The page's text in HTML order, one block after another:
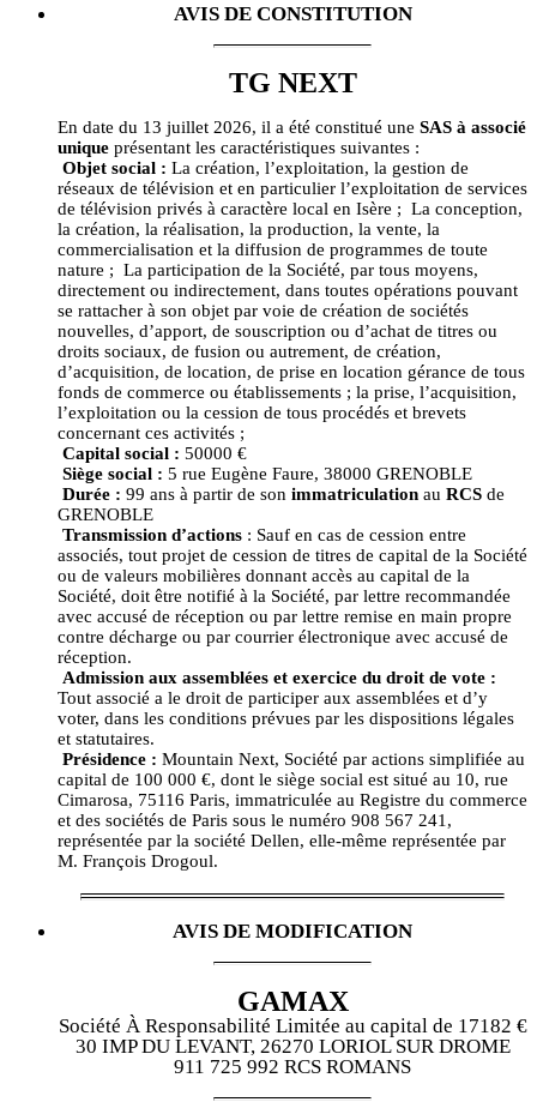
AVIS DE CONSTITUTION
TG NEXT
En date du 13 juillet 2026, il a été constitué une SAS à associé
unique présentant les caractéristiques suivantes :
Objet social : La création, l’exploitation, la gestion de
réseaux de télévision et en particulier l’exploitation de services
de télévision privés à caractère local en Isère ; La conception,
la création, la réalisation, la production, la vente, la
commercialisation et la diffusion de programmes de toute
nature ; La participation de la Société, par tous moyens,
directement ou indirectement, dans toutes opérations pouvant
se rattacher à son objet par voie de création de sociétés
nouvelles, d’apport, de souscription ou d’achat de titres ou
droits sociaux, de fusion ou autrement, de création,
d’acquisition, de location, de prise en location gérance de tous
fonds de commerce ou établissements ; la prise, l’acquisition,
l’exploitation ou la cession de tous procédés et brevets
concernant ces activités ;
Capital social : 50000 €
Siège social : 5 rue Eugène Faure, 38000 GRENOBLE
Durée : 99 ans à partir de son immatriculation au RCS de
GRENOBLE
Transmission d’actions : Sauf en cas de cession entre
associés, tout projet de cession de titres de capital de la Société
ou de valeurs mobilières donnant accès au capital de la
Société, doit être notifié à la Société, par lettre recommandée
avec accusé de réception ou par lettre remise en main propre
contre décharge ou par courrier électronique avec accusé de
réception.
Admission aux assemblées et exercice du droit de vote :
Tout associé a le droit de participer aux assemblées et d’y
voter, dans les conditions prévues par les dispositions légales
et statutaires.
Présidence : Mountain Next, Société par actions simplifiée au
capital de 100 000 €, dont le siège social est situé au 10, rue
Cimarosa, 75116 Paris, immatriculée au Registre du commerce
et des sociétés de Paris sous le numéro 908 567 241,
représentée par la société Dellen, elle-même représentée par
M. François Drogoul.
AVIS DE MODIFICATION
GAMAX
Société À Responsabilité Limitée au capital de 17182 €
30 IMP DU LEVANT, 26270 LORIOL SUR DROME
911 725 992 RCS ROMANS